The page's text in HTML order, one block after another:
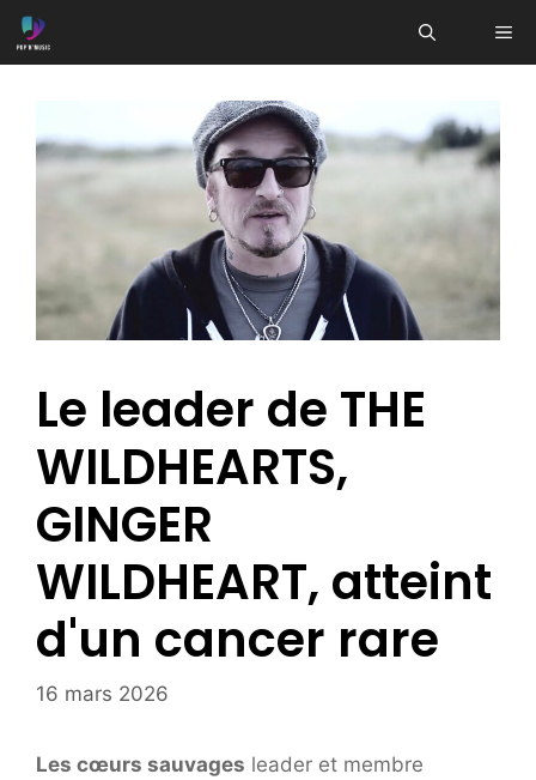
Aller
au
Le leader de THE
WILDHEARTS,
GINGER
WILDHEART, atteint
d'un cancer rare
16 mars 2026
Les cœurs sauvages leader et membre